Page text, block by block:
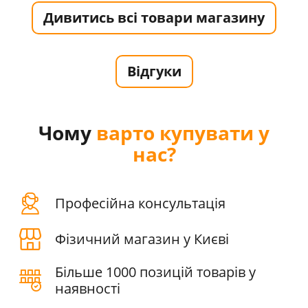
Дивитись всі товари магазину
Відгуки
Чому варто купувати у
нас?
Професійна консультація
Фізичний магазин у Києві
Більше 1000 позицій товарів у
наявності